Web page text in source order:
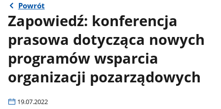
Powrót
Zapowiedź: konferencja
prasowa dotycząca nowych
programów wsparcia
organizacji pozarządowych
19.07.2022